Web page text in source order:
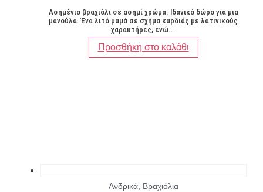
Ασημένιο βραχιόλι σε ασημί χρώμα. Ιδανικό δώρο για μια
μανούλα. Ένα λιτό μαμά σε σχήμα καρδιάς με λατινικούς
χαρακτήρες, ενώ...
Προσθήκη στο καλάθι
Ανδρικά, Βραχιόλια